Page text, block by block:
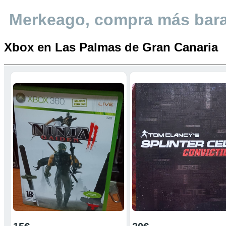
Merkeago, compra más
Xbox en Las Palmas de Gran Canaria